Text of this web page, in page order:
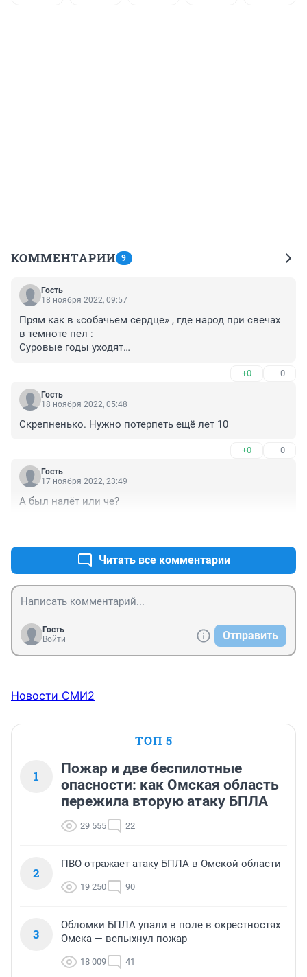
КОММЕНТАРИИ 9
Гость
18 ноября 2022, 09:57
Прям как в «собачьем сердце» , где народ при свечах
в темноте пел :
Суровые годы уходят
Они будут тоже трудны
Сменим мы стремя на сталь, на сталь труда
Промчалися страшные грозы
Победа настала кругом
+0 –0
Гость
18 ноября 2022, 05:48
Скрепненько. Нужно потерпеть ещё лет 10
+0 –0
Гость
17 ноября 2022, 23:49
А был налёт или че?
Читать все комментарии
Гость
Войти
Отправить
Новости СМИ2
ТОП 5
1
Пожар и две беспилотные
опасности: как Омская область
пережила вторую атаку БПЛА
29 555 22
2
ПВО отражает атаку БПЛА в Омской области
19 250 90
3
Обломки БПЛА упали в поле в окрестностях
Омска — вспыхнул пожар
18 009 41